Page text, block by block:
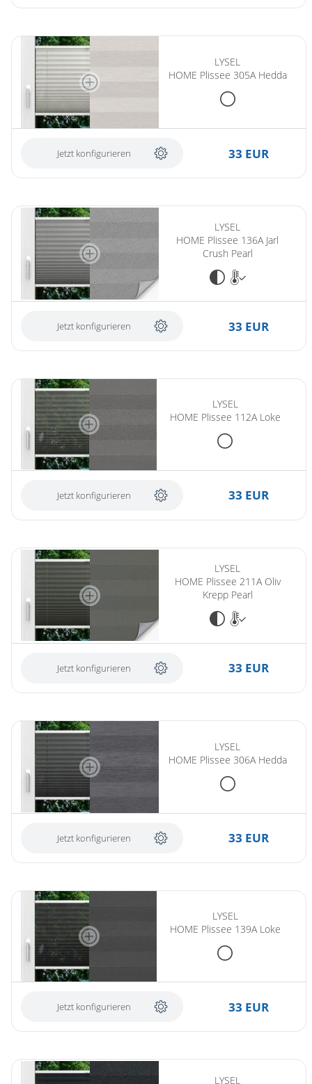
LYSEL
HOME Plissee 305A Hedda
Jetzt konfigurieren 33 EUR
LYSEL
HOME Plissee 136A Jarl
Crush Pearl
Jetzt konfigurieren 33 EUR
LYSEL
HOME Plissee 112A Loke
Jetzt konfigurieren 33 EUR
LYSEL
HOME Plissee 211A Oliv
Krepp Pearl
Jetzt konfigurieren 33 EUR
LYSEL
HOME Plissee 306A Hedda
Jetzt konfigurieren 33 EUR
LYSEL
HOME Plissee 139A Loke
Jetzt konfigurieren 33 EUR
LYSEL